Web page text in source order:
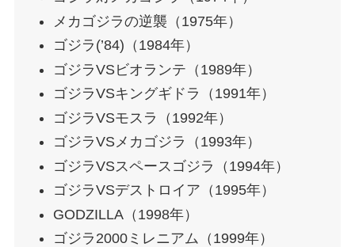
メカゴジラの逆襲（1975年）
ゴジラ(’84)（1984年）
ゴジラVSビオランテ（1989年）
ゴジラVSキングギドラ（1991年）
ゴジラVSモスラ（1992年）
ゴジラVSメカゴジラ（1993年）
ゴジラVSスペースゴジラ（1994年）
ゴジラVSデストロイア（1995年）
GODZILLA（1998年）
ゴジラ2000ミレニアム（1999年）